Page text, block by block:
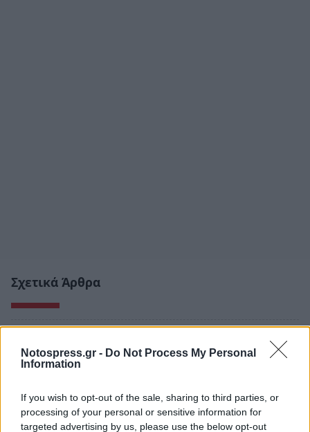
Notospress.gr - Do Not Process My Personal
Information
If you wish to opt-out of the sale, sharing to third parties, or
processing of your personal or sensitive information for
targeted advertising by us, please use the below opt-out
Σχετικά Άρθρα